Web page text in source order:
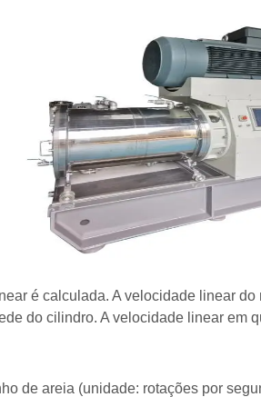
é calculada. A velocidade linear
do cilindro. A velocidade linear
de areia (unidade: rotações por